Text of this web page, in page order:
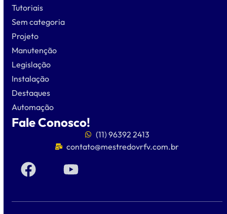
Tutoriais
Sem categoria
Projeto
Manutenção
Legislação
Instalação
Destaques
Automação
Fale Conosco!
(11) 96392 2413
contato@mestredovrfv.com.br